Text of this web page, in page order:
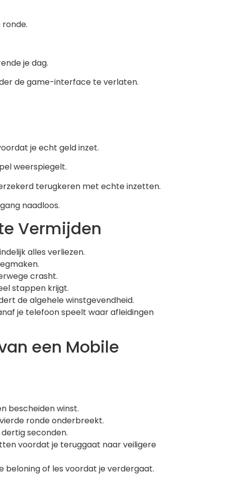
ronde.
je dag.
de game-interface te verlaten.
je echt geld inzet.
weerspiegelt.
terugkeren met echte inzetten.
naadloos.
Vermijden
alles verliezen.
crasht.
stappen krijgt.
de algehele winstgevendheid.
je telefoon speelt waar afleidingen
een Mobile
bescheiden winst.
ronde onderbreekt.
seconden.
voordat je teruggaat naar veiligere
of les voordat je verdergaat.